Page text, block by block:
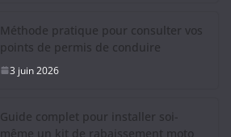
Méthode pratique pour consulter vos
points de permis de conduire
3 juin 2026
Guide complet pour installer soi-
même un kit de rabaissement moto